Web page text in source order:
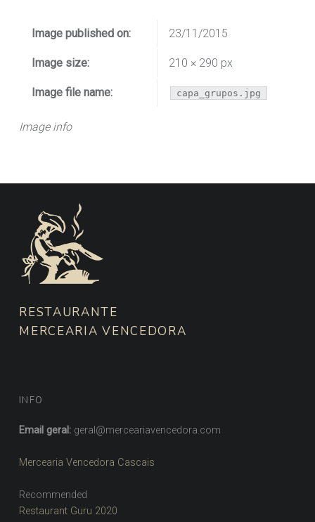
Image info
Image published on: 23/11/2015
Image size: 210 × 290 px
Image file name: capa_grupos.jpg
FOOTER SIDEBAR
RESTAURANTE
MERCEARIA VENCEDORA
INFO
Email geral: geral@merceariavencedora.com
Mercearia Vencedora Cascais
Recommended
Restaurant Guru 2020